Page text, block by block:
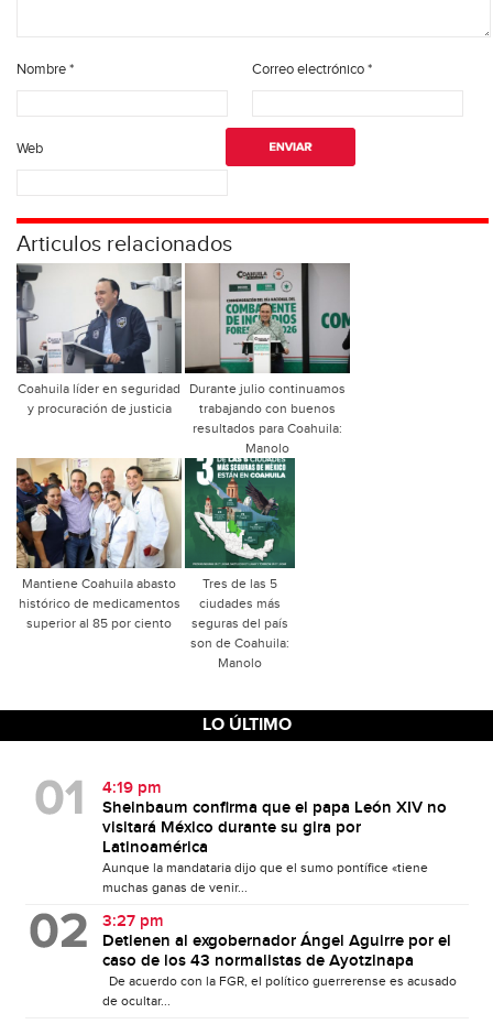
Nombre* Correo electrónico*
Web
Articulos relacionados
Coahuila líder en seguridad
y procuración de justicia
Durante julio continuamos
trabajando con buenos
resultados para Coahuila:
Manolo
Mantiene Coahuila abasto
histórico de medicamentos
superior al 85 por ciento
Tres de las 5
ciudades más
seguras del país
son de Coahuila:
Manolo
LO ÚLTIMO
4:19 pm
Sheinbaum confirma que el papa León XIV no
visitará México durante su gira por
Latinoamérica
Aunque la mandataria dijo que el sumo pontífice «tiene
muchas ganas de venir...
3:27 pm
Detienen al exgobernador Ángel Aguirre por el
caso de los 43 normalistas de Ayotzinapa
De acuerdo con la FGR, el político guerrerense es acusado
de ocultar...